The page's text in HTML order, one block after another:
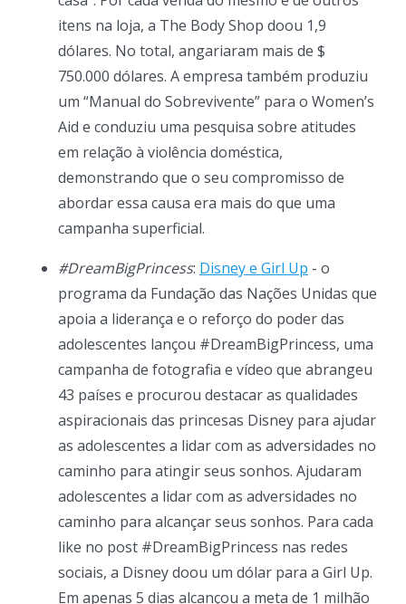
itens na loja, a The Body Shop doou 1,9
dólares. No total, angariaram mais de $
750.000 dólares. A empresa também produziu
um “Manual do Sobrevivente” para o Women’s
Aid e conduziu uma pesquisa sobre atitudes
em relação à violência doméstica,
demonstrando que o seu compromisso de
abordar essa causa era mais do que uma
campanha superficial.
#DreamBigPrincess: Disney e Girl Up - o
programa da Fundação das Nações Unidas que
apoia a liderança e o reforço do poder das
adolescentes lançou #DreamBigPrincess, uma
campanha de fotografia e vídeo que abrangeu
43 países e procurou destacar as qualidades
aspiracionais das princesas Disney para ajudar
as adolescentes a lidar com as adversidades no
caminho para atingir seus sonhos. Ajudaram
adolescentes a lidar com as adversidades no
caminho para alcançar seus sonhos. Para cada
like no post #DreamBigPrincess nas redes
sociais, a Disney doou um dólar para a Girl Up.
Em apenas 5 dias alcançou a meta de 1 milhão